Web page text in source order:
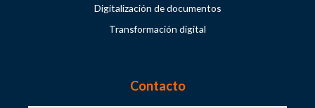
Digitalización de documentos
Transformación digital
Contacto